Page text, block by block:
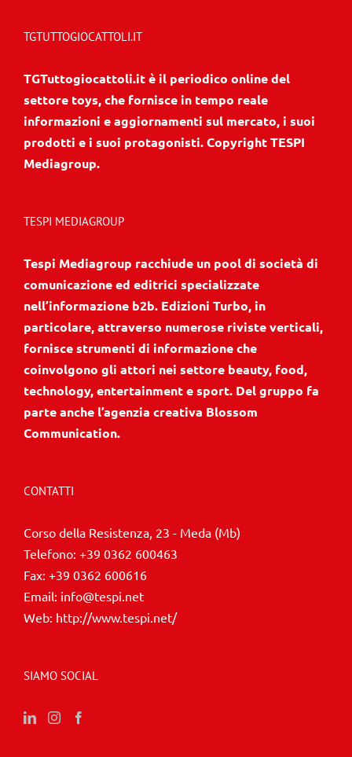
TGTUTTOGIOCATTOLI.IT
TGTuttogiocattoli.it è il periodico online del
settore toys, che fornisce in tempo reale
informazioni e aggiornamenti sul mercato, i suoi
prodotti e i suoi protagonisti. Copyright TESPI
Mediagroup.
TESPI MEDIAGROUP
Tespi Mediagroup racchiude un pool di società di
comunicazione ed editrici specializzate
nell’informazione b2b. Edizioni Turbo, in
particolare, attraverso numerose riviste verticali,
fornisce strumenti di informazione che
coinvolgono gli attori nei settore beauty, food,
technology, entertainment e sport. Del gruppo fa
parte anche l’agenzia creativa Blossom
Communication.
CONTATTI
Corso della Resistenza, 23 - Meda (Mb)
Telefono: +39 0362 600463
Fax: +39 0362 600616
Email: info@tespi.net
Web: http://www.tespi.net/
SIAMO SOCIAL